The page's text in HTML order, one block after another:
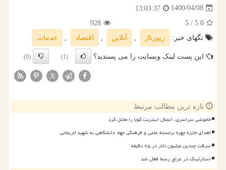
1400/04/08
13:03:37
5.0
/ 5
928
تگهای خبر:
رپورتاژ , آنلاین , اقتصاد , خدمات
این پست لینک وبسایت را می پسندید؟ (1)
(0)
X
تازه ترین مطالب مرتبط
خاموشی سراسری، اتصال اینترنت کوبا را مختل کرد
اهدای جایزه چهره برجسته علمی و فرهنگی جهاد دانشگاهی به شهید لاریجانی
سرقت چندین میلیون دلار در ۲۵ دقیقه
استارلینک در عراق رسما فعال شد